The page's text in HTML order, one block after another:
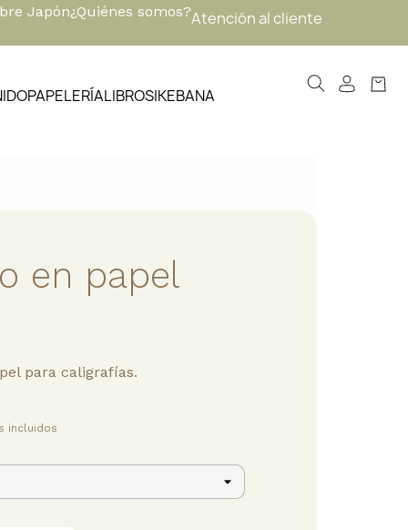
Japón¿Quiénes somos?Atención al cliente
PAPELERÍALIBROSIKEBANA
en papel
para caligrafías.
incluidos